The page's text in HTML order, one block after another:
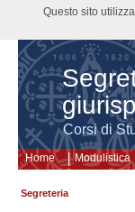
Corsi di
Home Modulistica
Segreteria
Questo sito